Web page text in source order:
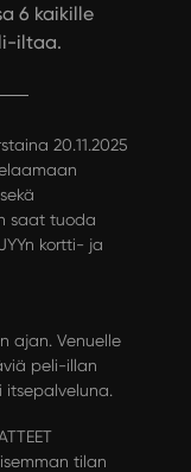
6 kaikille
iltaa.
20.11.2025
saat tuoda
kortti- ja
ajan. Venuelle
peli-illan
itsepalveluna.
tilan